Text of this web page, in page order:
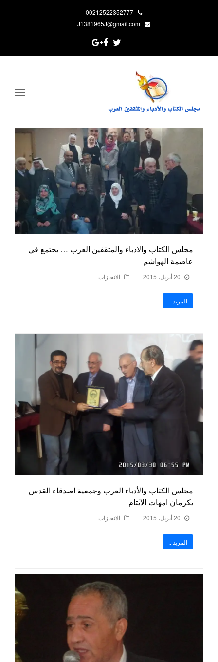
Twitter
Facebook
Google
Plus
مجلس الكتاب والادباء والمثقفين العرب … يجتمع في
عاصمة الهواشم
20 أبريل، 2015 الانجازات
المزيد ..
مجلس الكتاب والأدباء العرب وجمعية اصدقاء القدس
يكرمان امهات الآيتام
20 أبريل، 2015 الانجازات
المزيد ..